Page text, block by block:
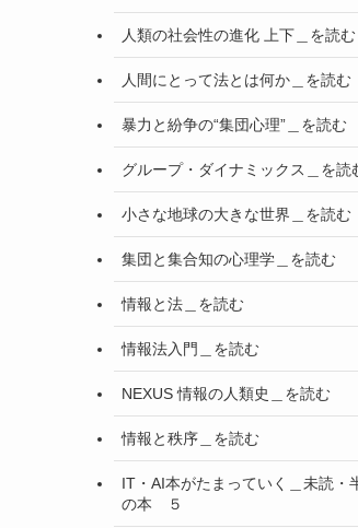
人類の社会性の進化 上下＿を読む
人間にとって法とは何か＿を読む
暴力と紛争の“集団心理”＿を読む
グループ・ダイナミックス＿を読
小さな地球の大きな世界＿を読む
集団と集合知の心理学＿を読む
情報と法＿を読む
情報法入門＿を読む
NEXUS 情報の人類史＿を読む
情報と秩序＿を読む
IT・AI本がたまっていく＿未読・
の本 ５